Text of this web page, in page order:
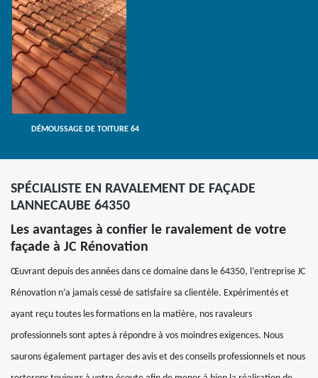
DÉMOUSSAGE DE TOITURE 64
SPÉCIALISTE EN RAVALEMENT DE FAÇADE
LANNECAUBE 64350
Les avantages à confier le ravalement de votre
façade à JC Rénovation
Œuvrant depuis des années dans ce domaine dans le 64350, l’entreprise JC
Rénovation n’a jamais cessé de satisfaire sa clientèle. Expérimentés et
ayant reçu toutes les formations en la matière, nos ravaleurs
professionnels sont aptes à répondre à vos moindres exigences. Nous
saurons également partager des avis et des conseils professionnels et nous